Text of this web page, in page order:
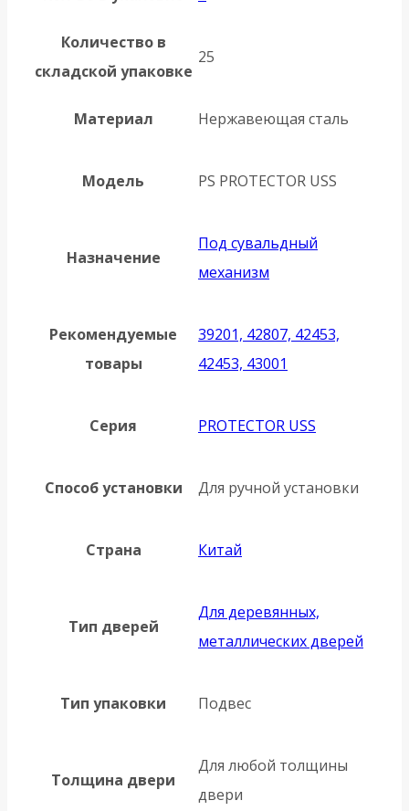
Количество в
складской упаковке
25
Материал Нержавеющая сталь
Модель PS PROTECTOR USS
Назначение
Под сувальдный
механизм
Рекомендуемые
товары
39201, 42807, 42453,
42453, 43001
Серия PROTECTOR USS
Способ установки Для ручной установки
Страна Китай
Тип дверей
Для деревянных,
металлических дверей
Тип упаковки Подвес
Толщина двери
Для любой толщины
двери